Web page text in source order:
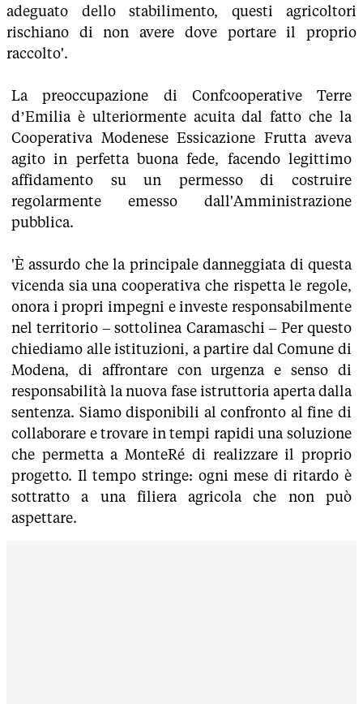
adeguato dello stabilimento, questi agricoltori
rischiano di non avere dove portare il proprio
raccolto'.
La preoccupazione di Confcooperative Terre
d’Emilia è ulteriormente acuita dal fatto che la
Cooperativa Modenese Essicazione Frutta aveva
agito in perfetta buona fede, facendo legittimo
affidamento su un permesso di costruire
regolarmente emesso dall'Amministrazione
pubblica.
'È assurdo che la principale danneggiata di questa
vicenda sia una cooperativa che rispetta le regole,
onora i propri impegni e investe responsabilmente
nel territorio – sottolinea Caramaschi – Per questo
chiediamo alle istituzioni, a partire dal Comune di
Modena, di affrontare con urgenza e senso di
responsabilità la nuova fase istruttoria aperta dalla
sentenza. Siamo disponibili al confronto al fine di
collaborare e trovare in tempi rapidi una soluzione
che permetta a MonteRé di realizzare il proprio
progetto. Il tempo stringe: ogni mese di ritardo è
sottratto a una filiera agricola che non può
aspettare.